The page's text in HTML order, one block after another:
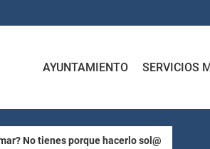
AYUNTAMIENTO SERVICIOS
No tienes porque hacerlo sol@